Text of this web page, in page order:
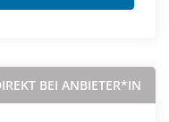
BEI ANBIETER*IN